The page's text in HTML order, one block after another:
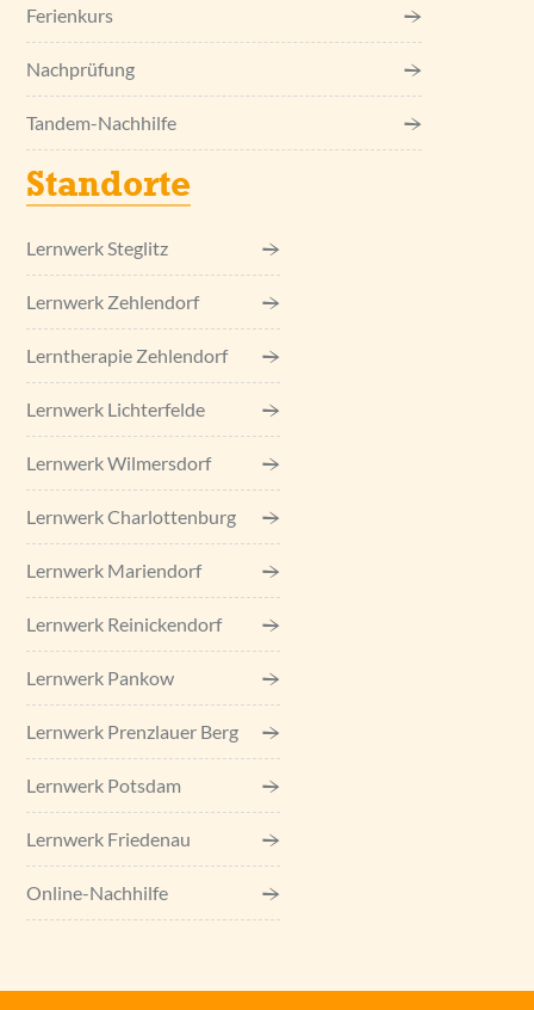
Ferienkurs
Nachprüfung
Tandem-Nachhilfe
Standorte
Lernwerk Steglitz
Lernwerk Zehlendorf
Lerntherapie Zehlendorf
Lernwerk Lichterfelde
Lernwerk Wilmersdorf
Lernwerk Charlottenburg
Lernwerk Mariendorf
Lernwerk Reinickendorf
Lernwerk Pankow
Lernwerk Prenzlauer Berg
Lernwerk Potsdam
Lernwerk Friedenau
Online-Nachhilfe